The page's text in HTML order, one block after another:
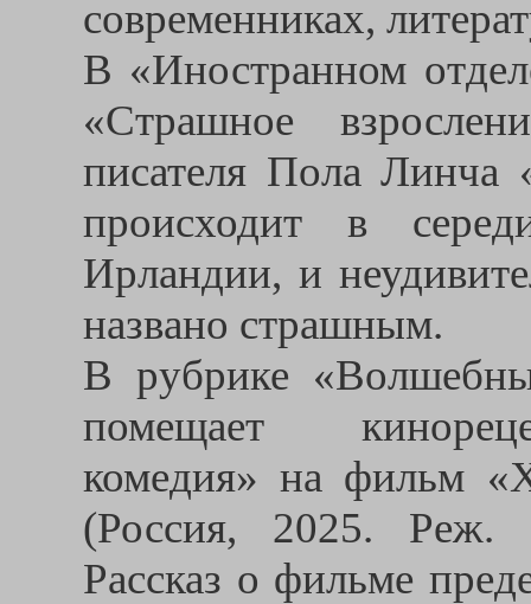
современниках,
В «Иностранном
«Страшное
писателя Пола Линча
происходит в
Ирландии, и
названо страшным.
В рубрике
помещает
комедия» на фильм
(Россия, 2025. Реж.
Рассказ о фильме